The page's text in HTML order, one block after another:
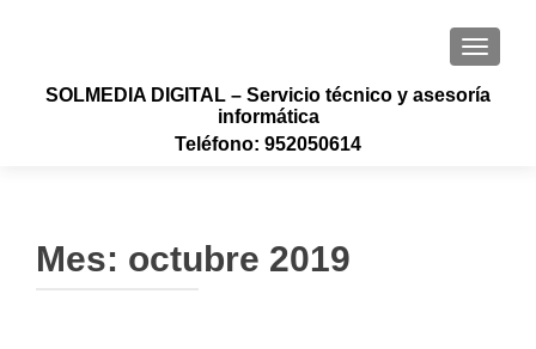
SOLMEDIA DIGITAL – Servicio técnico y asesoría
informática
Teléfono: 952050614
Mes: octubre 2019